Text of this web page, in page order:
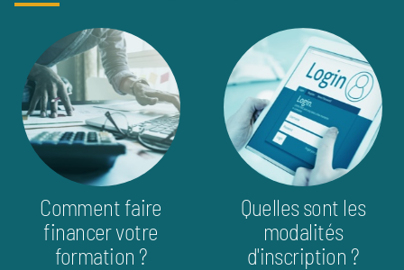
info_pratique
image
Comment faire
financer votre
formation ?
image
Quelles sont les
modalités
d'inscription ?